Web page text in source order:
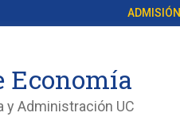
ADMISIÓN
y Administración UC